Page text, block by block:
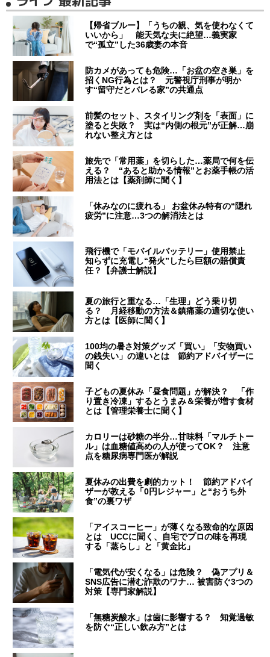
【帰省ブルー】「うちの親、気を使わなくて
いいから」 能天気な夫に絶望…義実家
で“孤立”した36歳妻の本音
防カメがあっても危険…「お盆の空き巣」を
招くNG行為とは？ 元警視庁刑事が明か
す“留守だとバレる家”の共通点
前髪のセット、スタイリング剤を「表面」に
塗ると失敗？ 実は“内側の根元”が正解…崩
れない整え方とは
旅先で「常用薬」を切らした…薬局で何を伝
える？ “あると助かる情報”とお薬手帳の活
用法とは【薬剤師に聞く】
「休みなのに疲れる」 お盆休み特有の“隠れ
疲労”に注意…3つの解消法とは
飛行機で「モバイルバッテリー」使用禁止
知らずに充電し“発火”したら巨額の賠償責
任？【弁護士解説】
夏の旅行と重なる…「生理」どう乗り切
る？ 月経移動の方法＆鎮痛薬の適切な使い
方とは【医師に聞く】
100均の暑さ対策グッズ「買い」「安物買い
の銭失い」の違いとは 節約アドバイザーに
聞く
子どもの夏休み「昼食問題」が解決？ 「作
り置き冷凍」するとうまみ＆栄養が増す食材
とは【管理栄養士に聞く】
カロリーは砂糖の半分…甘味料「マルチトー
ル」は血糖値高めの人が使ってOK？ 注意
点を糖尿病専門医が解説
夏休みの出費を劇的カット！ 節約アドバイ
ザーが教える「0円レジャー」と“おうち外
食”の裏ワザ
「アイスコーヒー」が薄くなる致命的な原因
とは UCCに聞く、自宅でプロの味を再現
する「蒸らし」と「黄金比」
「電気代が安くなる」は危険？ 偽アプリ＆
SNS広告に潜む詐欺のワナ… 被害防ぐ3つの
対策【専門家解説】
「無糖炭酸水」は歯に影響する？ 知覚過敏
を防ぐ“正しい飲み方”とは